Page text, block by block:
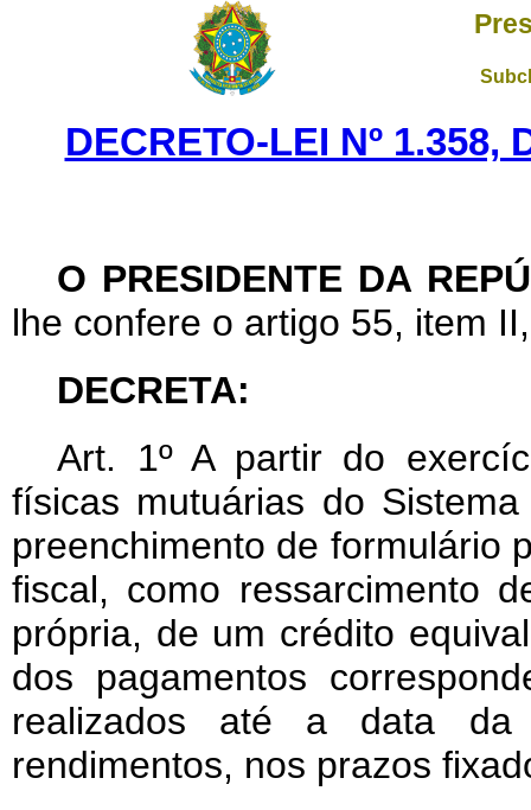
DECRETO-LEI Nº 1.358,
O PRESIDENTE DA
lhe confere o artigo 55, item
DECRETA:
Art. 1º A partir do
físicas mutuárias do
preenchimento de formulário
fiscal, como ressarcimento
própria, de um crédito
dos pagamentos
realizados até a data da
rendimentos, nos prazos